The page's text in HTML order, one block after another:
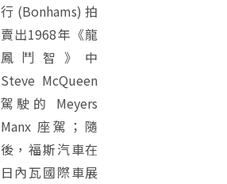
行 (Bonhams) 拍
賣出1968年《龍
鳳鬥智》中
Steve McQueen
駕駛的 Meyers
Manx 座駕；隨
後，福斯汽車在
日內瓦國際車展